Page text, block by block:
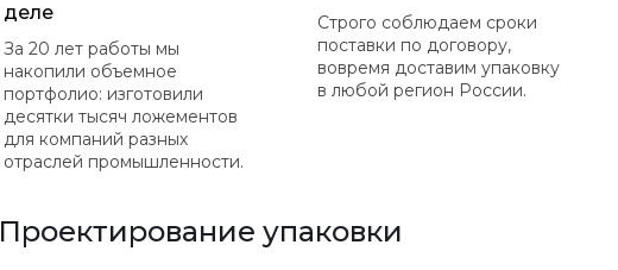
деле
За 20 лет работы мы
накопили объемное
портфолио: изготовили
десятки тысяч ложементов
для компаний разных
отраслей промышленности.
Строго соблюдаем сроки
поставки по договору,
вовремя доставим упаковку
в любой регион России.
Проектирование упаковки